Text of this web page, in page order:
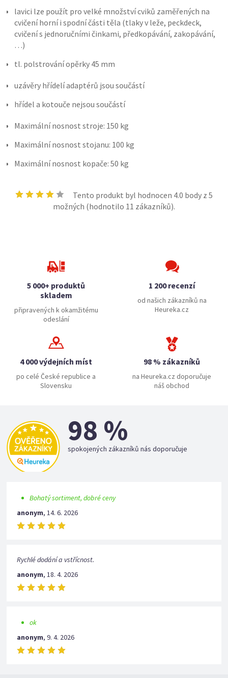
lavici lze použít pro velké množství cviků zaměřených na
cvičení horní i spodní části těla (tlaky v leže, peckdeck,
cvičení s jednoručními činkami, předkopávání, zakopávání,
…)
tl. polstrování opěrky 45 mm
uzávěry hřídelí adaptérů jsou součástí
hřídel a kotouče nejsou součástí
Maximální nosnost stroje: 150 kg
Maximální nosnost stojanu: 100 kg
Maximální nosnost kopače: 50 kg
Tento produkt byl hodnocen 4.0 body z 5
možných (hodnotilo 11 zákazníků).
5 000+ produktů
skladem
připravených k okamžitému
odeslání
1 200 recenzí
od našich zákazníků na
Heureka.cz
4 000 výdejních míst
po celé České republice a
Slovensku
98 % zákazníků
na Heureka.cz doporučuje
náš obchod
98 %
spokojených zákazníků nás doporučuje
Bohatý sortiment, dobré ceny
anonym,14. 6. 2026
Rychlé dodání a vstřícnost.
anonym,18. 4. 2026
ok
anonym,9. 4. 2026